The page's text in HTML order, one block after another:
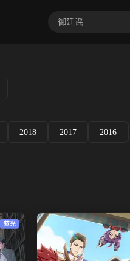
2018 2017 2016
蓝光